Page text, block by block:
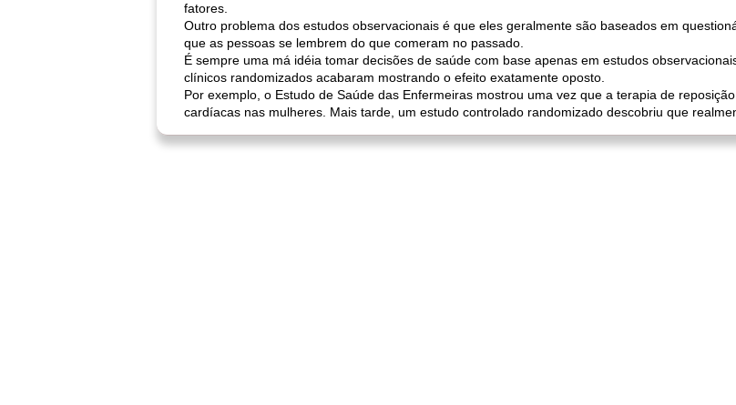
fatores.
Outro problema dos estudos observacionais é que eles geralmente são baseados em
que as pessoas se lembrem do que comeram no passado.
É sempre uma má idéia tomar decisões de saúde com base apenas em estudos
clínicos randomizados acabaram mostrando o efeito exatamente oposto.
Por exemplo, o Estudo de Saúde das Enfermeiras mostrou uma vez que a terapia de
cardíacas nas mulheres. Mais tarde, um estudo controlado randomizado descobriu que